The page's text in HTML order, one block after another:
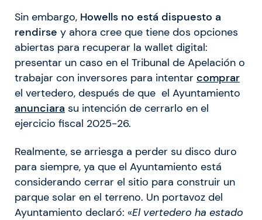
Sin embargo, Howells no está dispuesto a
rendirse y ahora cree que tiene dos opciones
abiertas para recuperar la wallet digital:
presentar un caso en el Tribunal de Apelación o
trabajar con inversores para intentar comprar
el vertedero, después de que el Ayuntamiento
anunciara su intención de cerrarlo en el
ejercicio fiscal 2025-26.
Realmente, se arriesga a perder su disco duro
para siempre, ya que el Ayuntamiento está
considerando cerrar el sitio para construir un
parque solar en el terreno. Un portavoz del
Ayuntamiento declaró: «El vertedero ha estado